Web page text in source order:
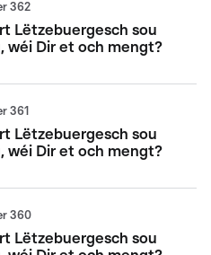
362
Lëtzebuergesch sou
wéi Dir et och mengt?
361
Lëtzebuergesch sou
wéi Dir et och mengt?
360
Lëtzebuergesch sou